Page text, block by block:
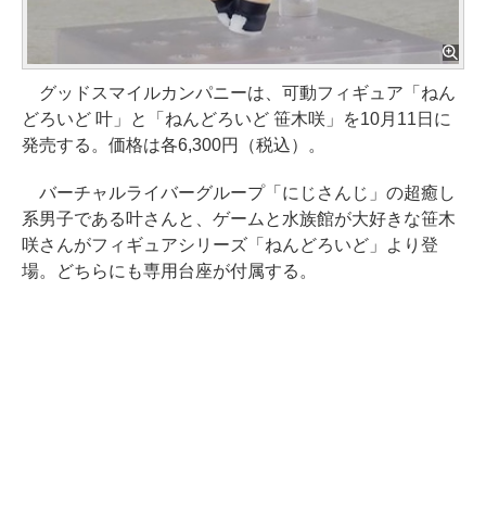
グッドスマイルカンパニーは、可動フィギュア「ねん
どろいど 叶」と「ねんどろいど 笹木咲」を10月11日に
発売する。価格は各6,300円（税込）。
バーチャルライバーグループ「にじさんじ」の超癒し
系男子である叶さんと、ゲームと水族館が大好きな笹木
咲さんがフィギュアシリーズ「ねんどろいど」より登
場。どちらにも専用台座が付属する。